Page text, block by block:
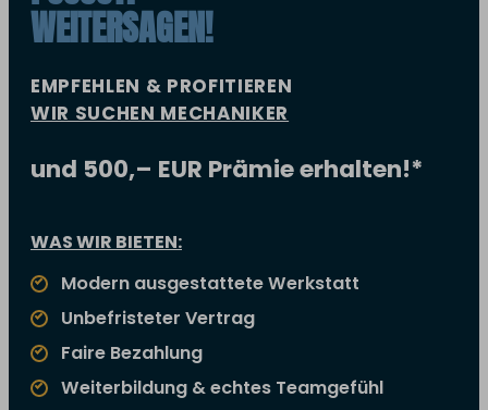
WEITERSAGEN!
EMPFEHLEN & PROFITIEREN
WIR SUCHEN MECHANIKER
und 500,– EUR Prämie erhalten!*
WAS WIR BIETEN:
Modern ausgestattete Werkstatt
Unbefristeter Vertrag
Faire Bezahlung
Weiterbildung & echtes Teamgefühl